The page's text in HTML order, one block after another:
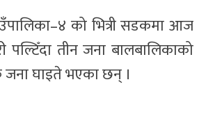
को भित्री सडकमा आज
पल्टिँदा तीन जना बालबालिकाको
घाइते भएका छन् ।